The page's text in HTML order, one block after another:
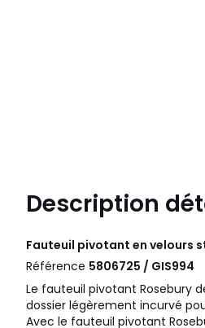
Description
Fauteuil pivotant en velours
Référence 5806725 / GIS994
Le fauteuil pivotant Rosebury
dossier légèrement incurvé
Avec le fauteuil pivotant